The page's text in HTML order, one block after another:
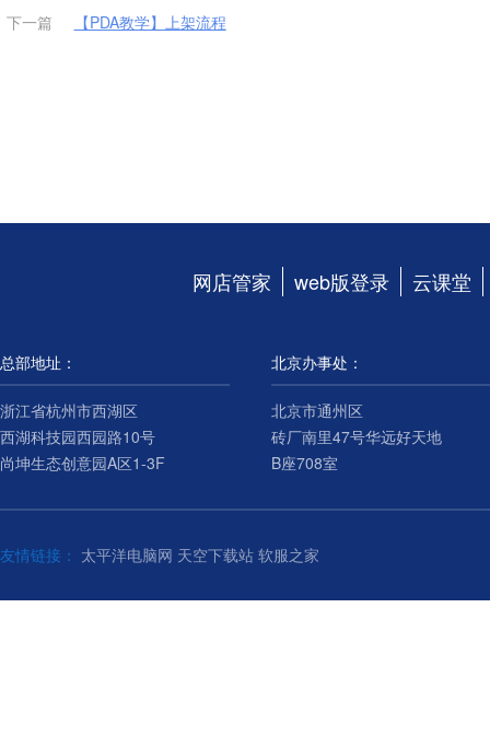
下一篇
【PDA教学】上架流程
网店管家 web版登录 云课堂
总部地址：
浙江省杭州市西湖区
西湖科技园西园路10号
尚坤生态创意园A区1-3F
北京办事处：
北京市通州区
砖厂南里47号华远好天地
B座708室
友情链接： 太平洋电脑网 天空下载站 软服之家